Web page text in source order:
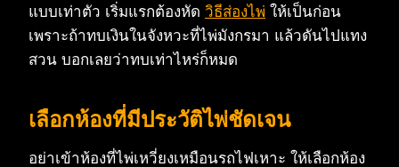
แบบเท่าตัว เริ่มแรกต้องหัด วิธีส่องไพ่ ให้เป็นก่อน
เพราะถ้าทบเงินในจังหวะที่ไพ่มังกรมา แล้วดันไปแทง
สวน บอกเลยว่าทบเท่าไหร่ก็หมด
เลือกห้องที่มีประวัติไพ่ชัดเจน
อย่าเข้าห้องที่ไพ่เหวี่ยงเหมือนรถไฟเหาะ ให้เลือกห้อง